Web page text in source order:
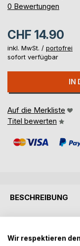
0%
0 Bewertungen
CHF 14.90
inkl. MwSt. / portofrei
sofort verfügbar
IN
Auf die Merkliste
Titel bewerten
BESCHREIBUNG
Czternascie dni
A kiedy swiatlo
Wir respektieren